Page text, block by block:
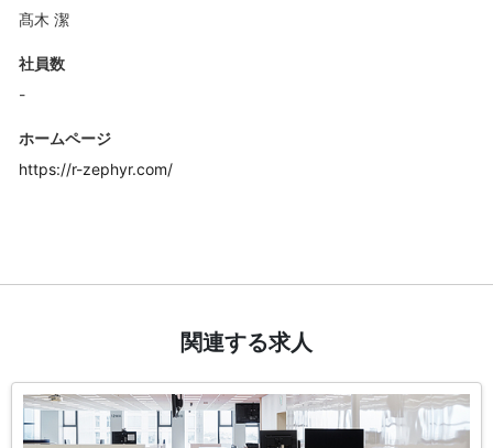
髙木 潔
社員数
-
ホームページ
https://r-zephyr.com/
関連する求人